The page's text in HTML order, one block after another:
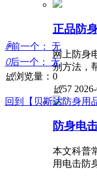
正品防
网上防身
别方法，
넶57
防身电
本文科普
用电击防
ꄴ前一个：
无
ꄲ后一个：
无
넶浏览量： 0
回到【贝斯达防身用